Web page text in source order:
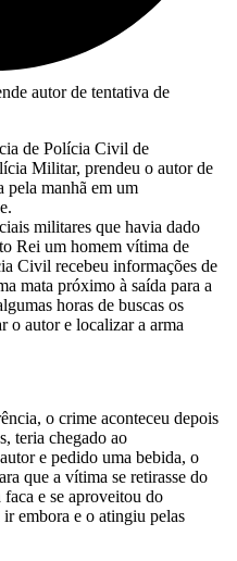
de Polícia Civil de
Militar, prendeu o autor de
pela manhã em um
militares que havia dado
Rei um homem vítima de
Civil recebeu informações de
mata próximo à saída para a
horas de buscas os
o autor e localizar a arma
o crime aconteceu depois
teria chegado ao
e pedido uma bebida, o
que a vítima se retirasse do
e se aproveitou do
embora e o atingiu pelas